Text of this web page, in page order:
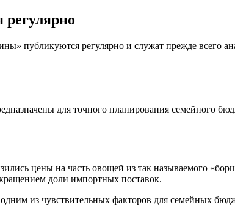
публикуются регулярно и служат прежде всего
для точного планирования семейного
цены на часть овощей из так называемого
доли импортных поставок.
из чувствительных факторов для семейных